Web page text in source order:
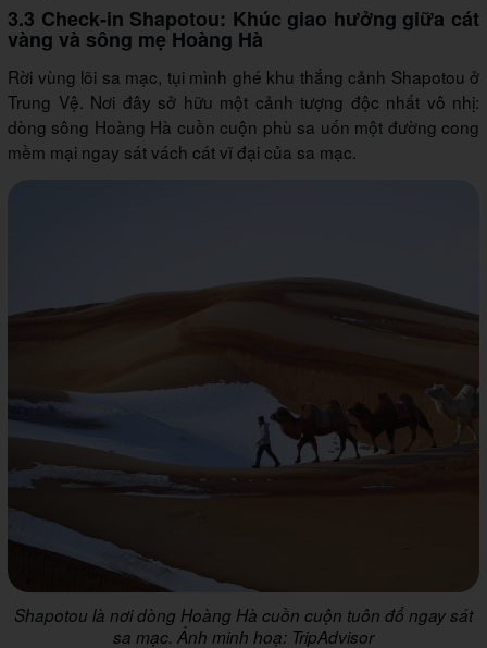
3.3 Check-in Shapotou: Khúc giao hưởng giữa cát
vàng và sông mẹ Hoàng Hà
Rời vùng lõi sa mạc, tụi mình ghé khu thắng cảnh Shapotou ở
Trung Vệ. Nơi đây sở hữu một cảnh tượng độc nhất vô nhị:
dòng sông Hoàng Hà cuồn cuộn phù sa uốn một đường cong
mềm mại ngay sát vách cát vĩ đại của sa mạc.
Shapotou là nơi dòng Hoàng Hà cuồn cuộn tuôn đổ ngay sát
sa mạc. Ảnh minh hoạ: TripAdvisor